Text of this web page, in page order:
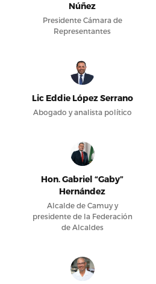
Núñez
Presidente Cámara de
Representantes
Lic Eddie López Serrano
Abogado y analista político
Hon. Gabriel “Gaby”
Hernández
Alcalde de Camuy y
presidente de la Federación
de Alcaldes